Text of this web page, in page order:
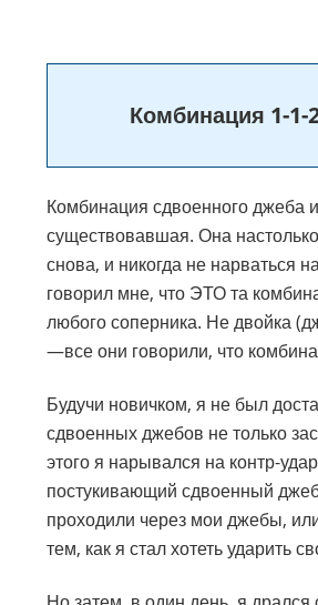
Комбинация 1-1-
Комбинация сдвоенного джеба
существовавшая. Она
снова, и никогда не нарваться
говорил мне, что ЭТО та
любого соперника. Не двойка
—все они говорили, что
Будучи новичком, я не был
сдвоенных джебов не только
этого я нарывался на контр-
постукивающий сдвоенный
проходили через мои джебы,
тем, как я стал хотеть ударить